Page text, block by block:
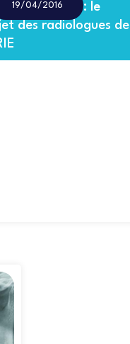
19/04/2016
de la qualité : le
des radiologues de